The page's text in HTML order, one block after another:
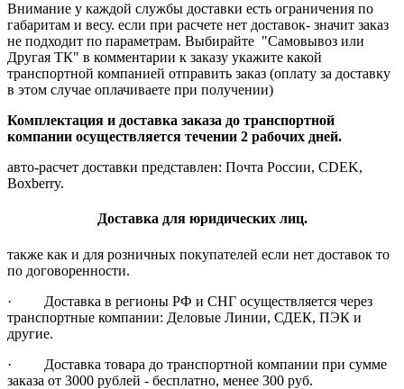
Внимание у каждой службы доставки есть ограничения по
габаритам и весу. если при расчете нет доставок- значит заказ
не подходит по параметрам. Выбирайте "Самовывоз или
Другая ТК" в комментарии к заказу укажите какой
транспортной компанией отправить заказ (оплату за доставку
в этом случае оплачиваете при получении)
Комплектация и доставка заказа до транспортной
компании осуществляется течении 2 рабочих дней.
авто-расчет доставки представлен: Почта России, CDEK,
Boxberry.
Доставка для юридических лиц.
также как и для розничных покупателей если нет доставок то
по договоренности.
· Доставка в регионы РФ и СНГ осуществляется через
транспортные компании: Деловые Линии, СДЕК, ПЭК и
другие.
· Доставка товара до транспортной компании при сумме
заказа от 3000 рублей - бесплатно, менее 300 руб.